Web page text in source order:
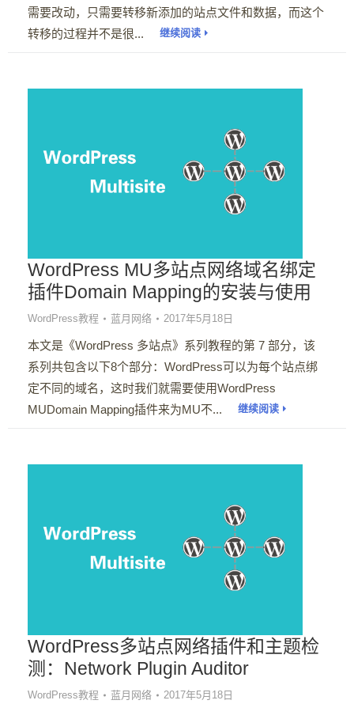
需要改动，只需要转移新添加的站点文件和数据，而这个
转移的过程并不是很...
继续阅读
WordPress MU多站点网络域名绑定
插件Domain Mapping的安装与使用
WordPress教程 蓝月网络 2017年5月18日
本文是《WordPress 多站点》系列教程的第 7 部分，该
系列共包含以下8个部分：WordPress可以为每个站点绑
定不同的域名，这时我们就需要使用WordPress
MUDomain Mapping插件来为MU不...
继续阅读
WordPress多站点网络插件和主题检
测：Network Plugin Auditor
WordPress教程 蓝月网络 2017年5月18日